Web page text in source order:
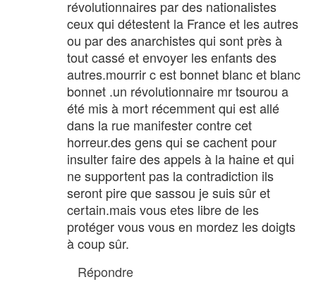
révolutionnaires par des nationalistes
ceux qui détestent la France et les autres
ou par des anarchistes qui sont près à
tout cassé et envoyer les enfants des
autres.mourrir c est bonnet blanc et blanc
bonnet .un révolutionnaire mr tsourou a
été mis à mort récemment qui est allé
dans la rue manifester contre cet
horreur.des gens qui se cachent pour
insulter faire des appels à la haine et qui
ne supportent pas la contradiction ils
seront pire que sassou je suis sûr et
certain.mais vous etes libre de les
protéger vous vous en mordez les doigts
à coup sûr.
Répondre